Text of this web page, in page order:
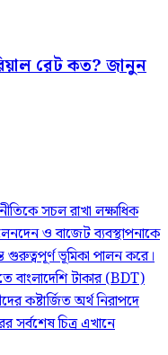
রেট কত? জানুন
সচল রাখা লক্ষাধিক
ও বাজেট ব্যবস্থাপনাকে
ভূমিকা পালন করে।
বাংলাদেশি টাকার (BDT)
কষ্টার্জিত অর্থ নিরাপদে
সর্বশেষ চিত্র এখানে